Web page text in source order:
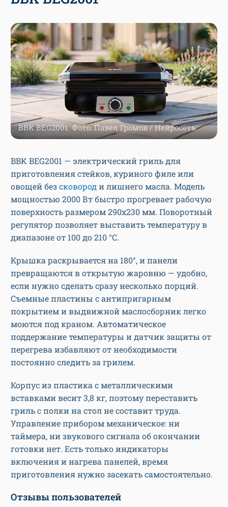
BBK BEG2001. Фото: Павел Громов / Нейросеть
BBK BEG2001 — электрический гриль для
приготовления стейков, куриного филе или
овощей безсковороди лишнего масла. Модель
мощностью 2000 Вт быстро прогревает рабочую
поверхность размером 290х230 мм. Поворотный
регулятор позволяет выставить температуру в
диапазоне от 100 до 210 °C.
Крышка раскрывается на 180°, и панели
превращаются в открытую жаровню — удобно,
если нужно сделать сразу несколько порций.
Съемные пластины с антипригарным
покрытием и выдвижной маслосборник легко
моются под краном. Автоматическое
поддержание температуры и датчик защиты от
перегрева избавляют от необходимости
постоянно следить за грилем.
Корпус из пластика с металлическими
вставками весит 3,8 кг, поэтому переставить
гриль с полки на стол не составит труда.
Управление прибором механическое: ни
таймера, ни звукового сигнала об окончании
готовки нет. Есть только индикаторы
включения и нагрева панелей, время
приготовления нужно засекать самостоятельно.
Отзывы пользователей